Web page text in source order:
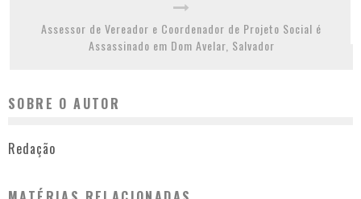
Assessor de Vereador e Coordenador de Projeto Social é
Assassinado em Dom Avelar, Salvador
SOBRE O AUTOR
Redação